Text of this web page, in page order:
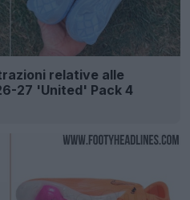
relative alle
27 'United' Pack 4